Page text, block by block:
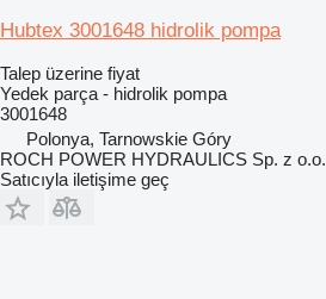
Hubtex 3001648 hidrolik pompa
Talep üzerine fiyat
Yedek parça - hidrolik pompa
3001648
Polonya, Tarnowskie Góry
ROCH POWER HYDRAULICS Sp. z o.o.
Satıcıyla iletişime geç